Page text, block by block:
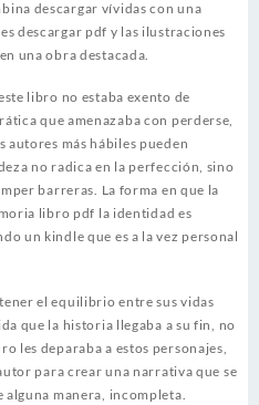
descargar vívidas con una
descargar pdf y las ilustraciones
una obra destacada.
libro no estaba exento de
que amenazaba con perderse,
más hábiles pueden
no radica en la perfección, sino
barreras. La forma en que la
libro pdf la identidad es
un kindle que es a la vez personal
el equilibrio entre sus vidas
que la historia llegaba a su fin, no
les deparaba a estos personajes,
para crear una narrativa que se
alguna manera, incompleta.